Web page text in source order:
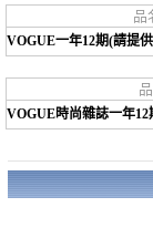
品
VOGUE一年12期(請提
VOGUE時尚雜誌一年